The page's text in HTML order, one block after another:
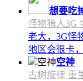
想要吃
怪物猎人3G
老大，3G怪
地区会很卡
空神
古树旋律 重